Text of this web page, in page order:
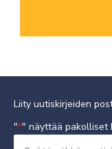
Liity uutiskirjeiden
"*" näyttää pakolliset